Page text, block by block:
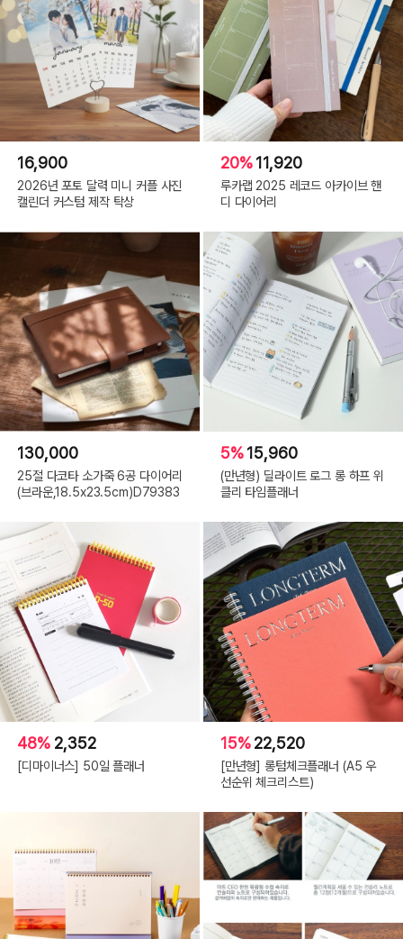
16,900
2026년 포토 달력 미니 커플 사진
캘린더 커스텀 제작 탁상
20%11,920
루카랩 2025 레코드 아카이브 핸
디 다이어리
130,000
25절 다코타 소가죽 6공 다이어리
(브라운,18.5x23.5cm)D79383
5%15,960
(만년형) 딜라이트 로그 롱 하프 위
클리 타임플래너
48% 2,352
[디마이너스] 50일 플래너
15%22,520
[만년형] 롱텀체크플래너 (A5 우
선순위 체크리스트)